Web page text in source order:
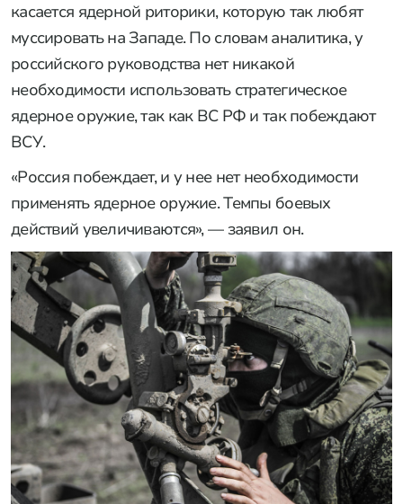
касается ядерной риторики, которую так любят
муссировать на Западе. По словам аналитика, у
российского руководства нет никакой
необходимости использовать стратегическое
ядерное оружие, так как ВС РФ и так побеждают
ВСУ.
«Россия побеждает, и у нее нет необходимости
применять ядерное оружие. Темпы боевых
действий увеличиваются», — заявил он.